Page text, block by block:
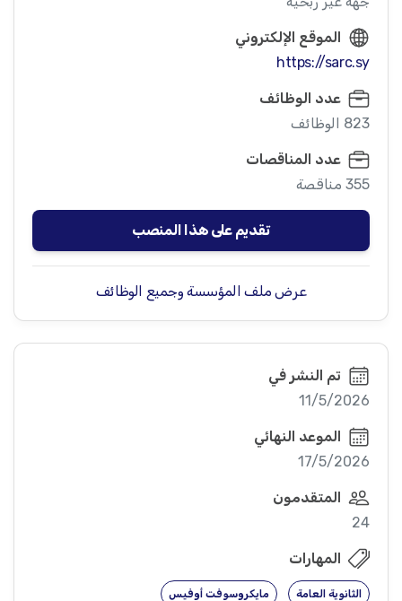
الموقع الإلكتروني
https://sarc.sy
عدد الوظائف
823 الوظائف
عدد المناقصات
355 مناقصة
تقديم على هذا المنصب
عرض ملف المؤسسة وجميع الوظائف
تم النشر في
11/5/2026
الموعد النهائي
17/5/2026
المتقدمون
24
المهارات
الثانوية العامة مايكروسوفت أوفيس